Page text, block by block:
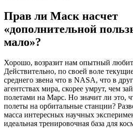
Прав ли Маск насчет
«дополнительной
мало»?
Хорошо, возразит нам опытный
Действительно, по своей воле
среднего звена что в NASA, что в
агентствах мира, скорее умрут, чем
полетами на Марс. Но значит ли это,
полеты на орбитальные станции?
масса интересных научных
идеальная тренировочная база для